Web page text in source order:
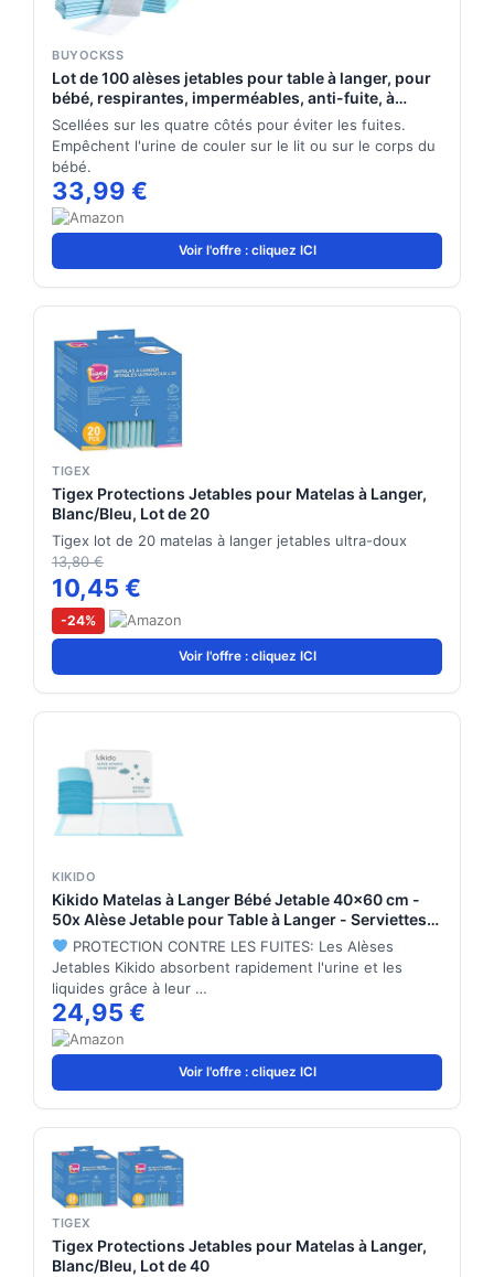
BUYOCKSS
Lot de 100 alèses jetables pour table à langer, pour
bébé, respirantes, imperméables, anti-fuite, à
absorption rapide, 33 x 45 cm
Scellées sur les quatre côtés pour éviter les fuites.
Empêchent l'urine de couler sur le lit ou sur le corps du
bébé.
33,99 €
Voir l'offre : cliquez ICI
TIGEX
Tigex Protections Jetables pour Matelas à Langer,
Blanc/Bleu, Lot de 20
Tigex lot de 20 matelas à langer jetables ultra-doux
13,80 €
10,45 €
-24%
Voir l'offre : cliquez ICI
KIKIDO
Kikido Matelas à Langer Bébé Jetable 40x60 cm -
50x Alèse Jetable pour Table à Langer - Serviettes
pour Changer les Couches - Douces, Absorbantes
et Imperméables - Alèses à Langer pour Bébé
60x40 cm
PROTECTION CONTRE LES FUITES: Les Alèses
Jetables Kikido absorbent rapidement l'urine et les
liquides grâce à leur …
24,95 €
Voir l'offre : cliquez ICI
TIGEX
Tigex Protections Jetables pour Matelas à Langer,
Blanc/Bleu, Lot de 40